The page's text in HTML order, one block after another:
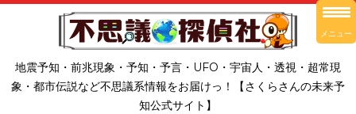
地震予知・前兆現象・予知・予言・UFO・宇宙人・透視・超常現
象・都市伝説など不思議系情報をお届けっ！【さくらさんの未来予
知公式サイト】
メニュー